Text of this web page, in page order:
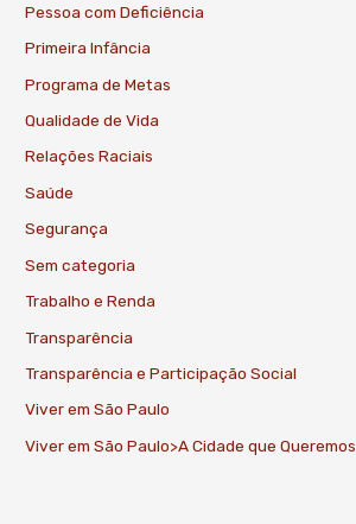
Pessoa com Deficiência
Primeira Infância
Programa de Metas
Qualidade de Vida
Relações Raciais
Saúde
Segurança
Sem categoria
Trabalho e Renda
Transparência
Transparência e Participação Social
Viver em São Paulo
Viver em São Paulo>A Cidade que Queremos